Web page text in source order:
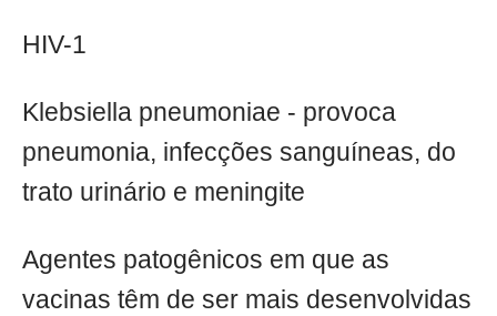
HIV-1
Klebsiella pneumoniae - provoca
pneumonia, infecções sanguíneas, do
trato urinário e meningite
Agentes patogênicos em que as
vacinas têm de ser mais desenvolvidas